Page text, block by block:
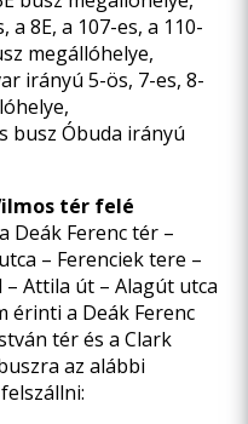
a 8E, a 107-es, a 110-
megállóhelye,
irányú 5-ös, 7-es, 8-
busz Óbuda irányú
tér felé
a Deák Ferenc tér –
– Ferenciek tere –
Attila út – Alagút utca
érinti a Deák Ferenc
tér és a Clark
az alábbi